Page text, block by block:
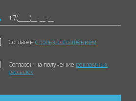
Согласенс польз. соглашением
Согласен на получение рекламных
рассылок